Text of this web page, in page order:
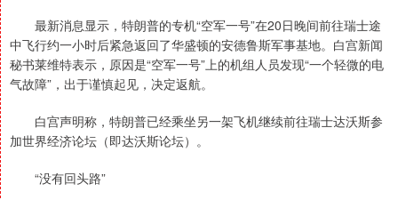
最新消息显示，特朗普的专机“空军一号”在20日晚间前往瑞士途
中飞行约一小时后紧急返回了华盛顿的安德鲁斯军事基地。白宫新闻
秘书莱维特表示，原因是“空军一号”上的机组人员发现“一个轻微的电
气故障”，出于谨慎起见，决定返航。
白宫声明称，特朗普已经乘坐另一架飞机继续前往瑞士达沃斯参
加世界经济论坛（即达沃斯论坛）。
“没有回头路”